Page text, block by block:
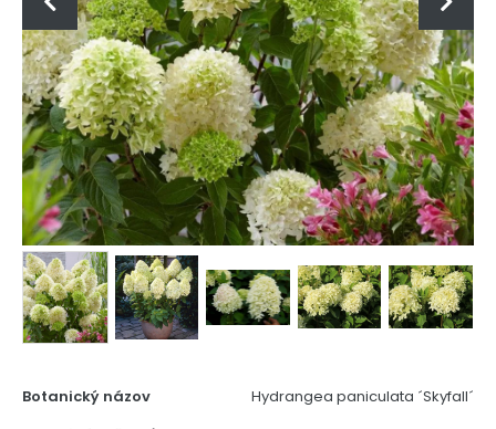
Botanický názov
Hydrangea paniculata ´Skyfall´